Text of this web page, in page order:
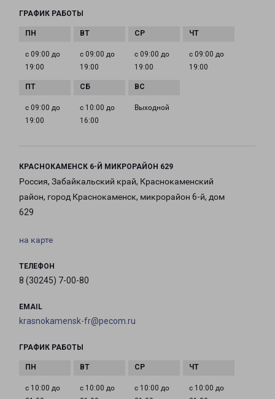
ГРАФИК РАБОТЫ
с 09:00 до
19:00
с 09:00 до
19:00
с 09:00 до
19:00
с 09:00 до
19:00
с 09:00 до
19:00
с 10:00 до
16:00
Выходной
КРАСНОКАМЕНСК 6-Й МИКРОРАЙОН 629
Россия, Забайкальский край, Краснокаменский
район, город Краснокаменск, микрорайон 6-й, дом
629
на карте
ТЕЛЕФОН
8 (30245) 7-00-80
EMAIL
krasnokamensk-fr@pecom.ru
ГРАФИК РАБОТЫ
с 10:00 до
с 10:00 до
с 10:00 до
с 10:00 до